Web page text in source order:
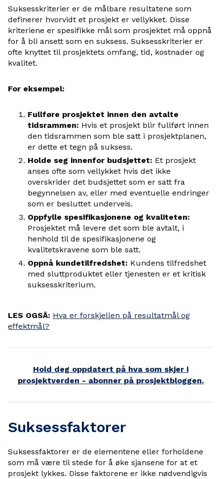
Suksesskriterier er de målbare resultatene som
definerer hvorvidt et prosjekt er vellykket. Disse
kriteriene er spesifikke mål som prosjektet må oppnå
for å bli ansett som en suksess. Suksesskriterier er
ofte knyttet til prosjektets omfang, tid, kostnader og
kvalitet.
For eksempel:
Fullføre prosjektet innen den avtalte
tidsrammen: Hvis et prosjekt blir fullført innen
den tidsrammen som ble satt i prosjektplanen,
er dette et tegn på suksess.
Holde seg innenfor budsjettet: Et prosjekt
anses ofte som vellykket hvis det ikke
overskrider det budsjettet som er satt fra
begynnelsen av, eller med eventuelle endringer
som er besluttet underveis.
Oppfylle spesifikasjonene og kvaliteten:
Prosjektet må levere det som ble avtalt, i
henhold til de spesifikasjonene og
kvalitetskravene som ble satt.
Oppnå kundetilfredshet: Kundens tilfredshet
med sluttproduktet eller tjenesten er et kritisk
suksesskriterium.
LES OGSÅ: Hva er forskjellen på resultatmål og
effektmål?
Hold deg oppdatert på hva som skjer i
prosjektverden - abonner på prosjektbloggen.
Suksessfaktorer
Suksessfaktorer er de elementene eller forholdene
som må være til stede for å øke sjansene for at et
prosjekt lykkes. Disse faktorene er ikke nødvendigvis